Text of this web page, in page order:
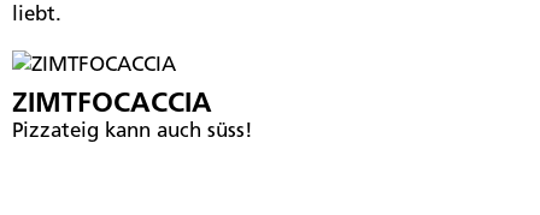
liebt.
ZIMTFOCACCIA
Pizzateig kann auch süss!